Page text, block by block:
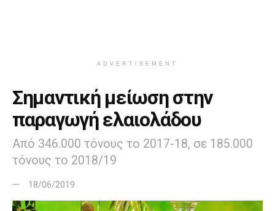
ADVERTISEMENT
Σημαντική μείωση στην
παραγωγή ελαιολάδου
Από 346.000 τόνους το 2017-18, σε 185.000
τόνους το 2018/19
18/06/2019